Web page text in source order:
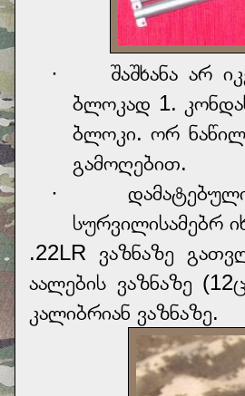
· შაშხანა არ
ბლოკად 1.
ბლოკი. ორ
გამოღებით.
· დამატებული
სურვილისამებრ
.22LR ვაზნაზე
აალების ვაზნაზე
კალიბრიან ვაზნაზე.